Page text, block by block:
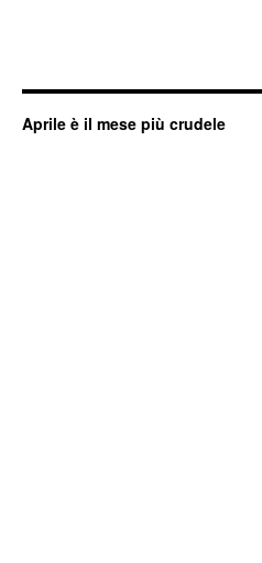
Aprile è il mese più crudele